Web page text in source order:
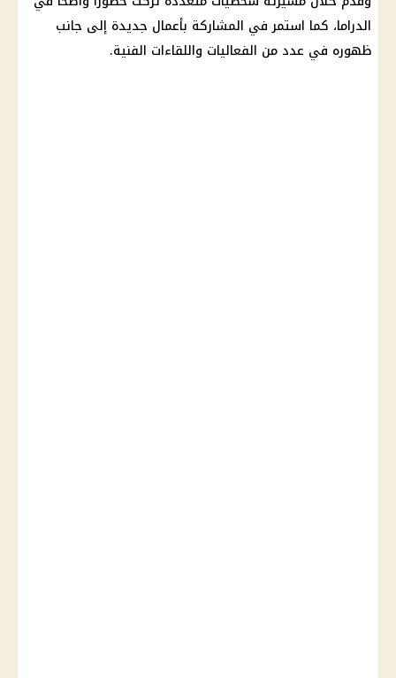
الدراما، كما استمر في المشاركة بأعمال جديدة إلى جانب
ظهوره في عدد من الفعاليات واللقاءات الفنية.